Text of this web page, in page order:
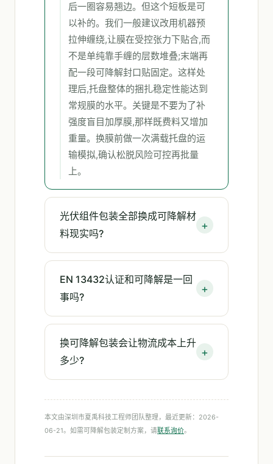
后一圈容易翘边。但这个短板是可
以补的。我们一般建议改用机器预
拉伸缠绕,让膜在受控张力下贴合,而
不是单纯靠手缠的层数堆叠;末端再
配一段可降解封口贴固定。这样处
理后,托盘整体的捆扎稳定性能达到
常规膜的水平。关键是不要为了补
强度盲目加厚膜,那样既费料又增加
重量。换膜前做一次满载托盘的运
输模拟,确认松脱风险可控再批量
上。
光伏组件包装全部换成可降解材
料现实吗?
EN 13432认证和可降解是一回
事吗?
换可降解包装会让物流成本上升
多少?
本文由深圳市夏禹科技工程师团队整理，最近更新：2026-
06-21。如需可降解包装定制方案，请联系询价。